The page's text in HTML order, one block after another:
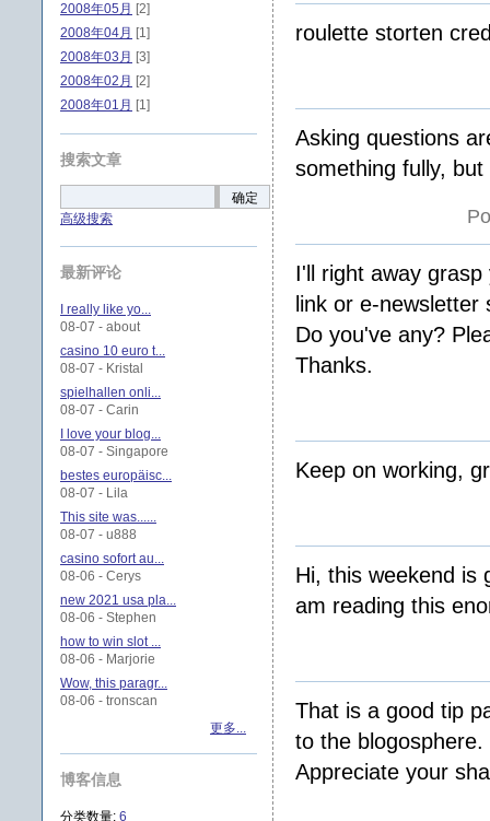
roulette storten
Asking questions
something fully,
I'll right away
link or e-newsletter
Do you've any?
Thanks.
Keep on working,
Hi, this weekend is
am reading this
That is a good tip
to the
Appreciate your
2008年05月 [2]
2008年04月 [1]
2008年03月 [3]
2008年02月 [2]
2008年01月 [1]
搜索文章
确定
高级搜索
最新评论
I really like yo...
08-07 - about
casino 10 euro t...
08-07 - Kristal
spielhallen onli...
08-07 - Carin
I love your blog...
08-07 - Singapore
bestes europäisc...
08-07 - Lila
This site was......
08-07 - u888
casino sofort au...
08-06 - Cerys
new 2021 usa pla...
08-06 - Stephen
how to win slot ...
08-06 - Marjorie
Wow, this paragr...
08-06 - tronscan
更多...
博客信息
分类数量: 6